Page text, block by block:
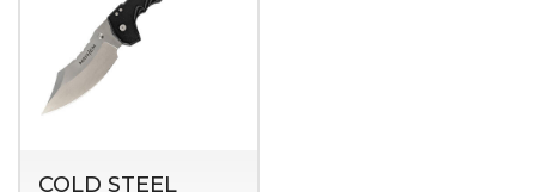
COLD STEEL